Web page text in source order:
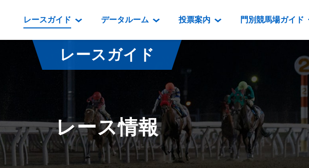
レースガイド
レース情報
払戻金一覧
騎手成績表
馬番成績表
番組・級別表ダウンロード
開催カレンダー
重賞競走体系図
スタリオンシリーズ競走
データルーム
データルーム
騎手・調教師紹介
坂路調教映像
遠征馬情報
映像コンテンツ
重賞競走VTR
重賞競走参考VTR
レースダイジェスト
新馬ダイジェスト
投票案内
電話・インターネット投票
場外発売所
実況・テレホンサービス
発売・払戻
門別競馬場ガイド
門別競馬場情報
門別競馬場グルメ
とねっこジンギスカン
いずみ食堂
ルンビニフードカフェ
勝馬屋
レースガイド
レース情報